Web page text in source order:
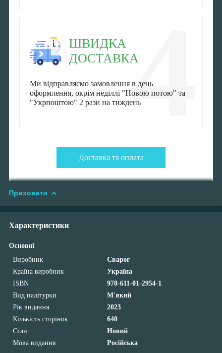
4
ШВИДКА
ДОСТАВКА
Ми відправляємо замовлення в день
оформлення, окрім неділлі "Новою потою" та
"Укрпоштою" 2 рази на тиждень
Доставка та оплата
Приховати
Характеристики
Основні
Виробник
Сварог
Країна виробник
Україна
ISBN
978-611-01-2954-1
Вид палітурки
М'який
Рік видання
2023
Кількість сторінок
640
Стан
Новий
Мова видання
Російська